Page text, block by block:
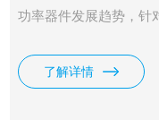
功率器件发展趋势，针
了解详情